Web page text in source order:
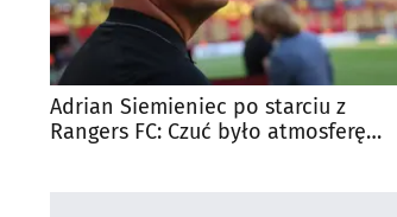
Adrian Siemieniec po starciu z
Rangers FC: Czuć było atmosferę